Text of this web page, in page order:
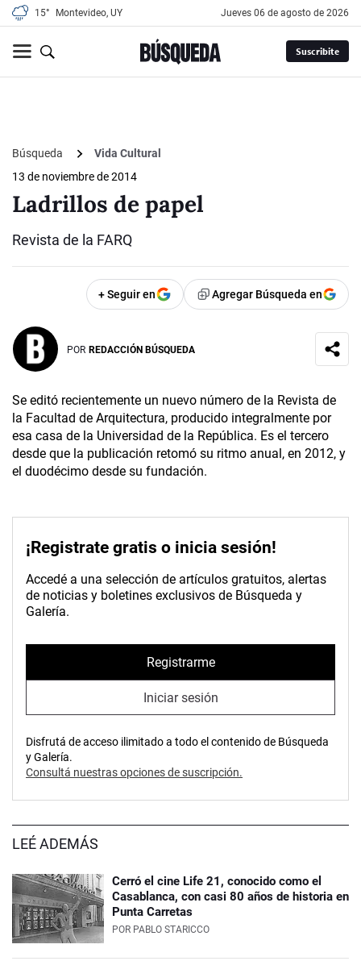
15° Montevideo, UY jueves 06 de agosto de 2026
Suscribite
Búsqueda
Vida Cultural
13 de noviembre de 2014
Ladrillos de papel
Revista de la FARQ
+ Seguir en Agregar Búsqueda en
POR REDACCIÓN BÚSQUEDA
Se editó recientemente un nuevo número de la Revista de
la Facultad de Arquitectura, producido integralmente por
esa casa de la Universidad de la República. Es el tercero
desde que la publicación retomó su ritmo anual, en 2012, y
el duodécimo desde su fundación.
¡Registrate gratis o inicia sesión!
Accedé a una selección de artículos gratuitos, alertas
de noticias y boletines exclusivos de Búsqueda y
Galería.
Registrarme
Iniciar sesión
Disfrutá de acceso ilimitado a todo el contenido de Búsqueda
y Galería.
Consultá nuestras opciones de suscripción.
LEÉ ADEMÁS
Cerró el cine Life 21, conocido como el
Casablanca, con casi 80 años de historia en
Punta Carretas
POR PABLO STARICCO